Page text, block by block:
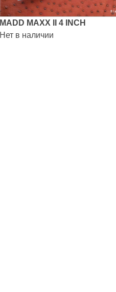
MADD MAXX II 4 INCH
Нет в наличии